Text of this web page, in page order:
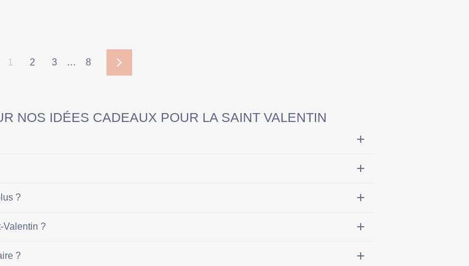
1 2 3 … 8 Suivant
NOS IDÉES CADEAUX POUR LA SAINT VALENTIN
?
Valentin ?
?